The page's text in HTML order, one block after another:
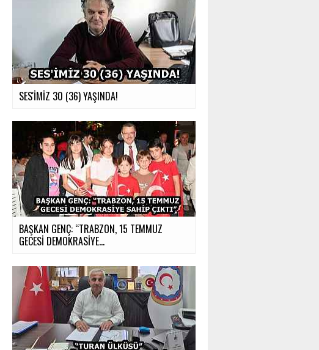
SES'İMİZ 30 (36) YAŞINDA!
BAŞKAN GENÇ: “TRABZON, 15 TEMMUZ
GECESİ DEMOKRASİYE...